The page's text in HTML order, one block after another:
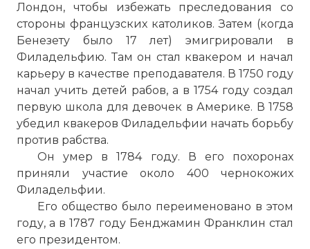
Лондон, чтобы избежать преследования со
стороны французских католиков. Затем (когда
Бенезету было 17 лет) эмигрировали в
Филадельфию. Там он стал квакером и начал
карьеру в качестве преподавателя. В 1750 году
начал учить детей рабов, а в 1754 году создал
первую школа для девочек в Америке. В 1758
убедил квакеров Филадельфии начать борьбу
против рабства.
Он умер в 1784 году. В его похоронах
приняли участие около 400 чернокожих
Филадельфии.
Его общество было переименовано в этом
году, а в 1787 году Бенджамин Франклин стал
его президентом.